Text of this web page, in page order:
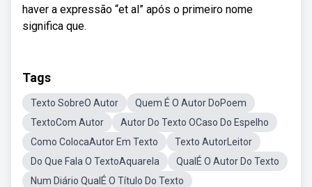
haver a expressão “et al” após o primeiro nome
significa que.
Tags
Texto SobreO Autor
Quem É O Autor DoPoem
TextoCom Autor
Autor Do Texto OCaso Do Espelho
Como ColocaAutor Em Texto
Texto AutorLeitor
Do Que Fala O TextoAquarela
QualÉ O Autor Do Texto
Num Diário QualÉ O Título Do Texto